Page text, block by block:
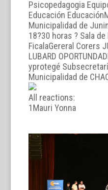
All reactions:
1Mauri Yonna